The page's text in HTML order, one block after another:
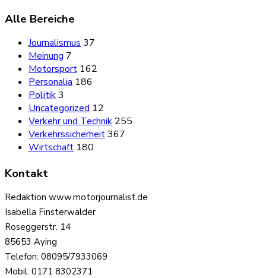
Alle Bereiche
Journalismus 37
Meinung 7
Motorsport 162
Personalia 186
Politik3
Uncategorized 12
Verkehr und Technik 255
Verkehrssicherheit367
Wirtschaft 180
Kontakt
Redaktion www.motorjournalist.de
Isabella Finsterwalder
Roseggerstr. 14
85653 Aying
Telefon: 08095/7933069
Mobil: 0171 8302371